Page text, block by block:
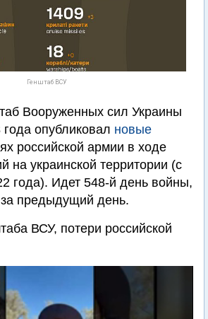
Генштаб ВСУ
Вооруженных сил Украины
года опубликовал новые
российской армии в ходе
на украинской территории (с
года). Идет 548-й день войны,
предыдущий день.
ВСУ, потери российской